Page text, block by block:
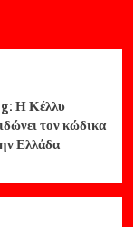
Η Κέλλυ
τον κώδικα
Ελλάδα